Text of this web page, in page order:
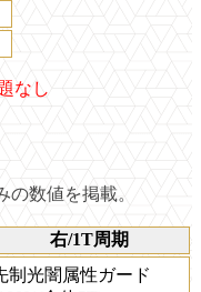
なし
数値を掲載。
右/1T周期
制光闇属性ガード